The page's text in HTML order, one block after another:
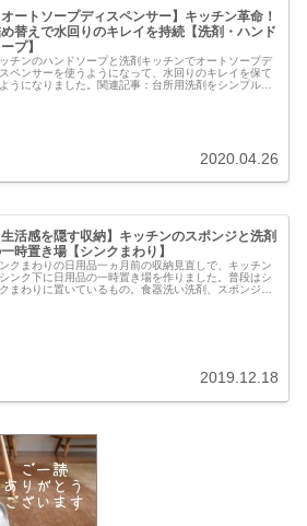
オートソープディスペンサー】キッチン革命！
替えで水回りのキレイを持続【洗剤・ハンド
プ】
チンのハンドソープと洗剤キッチンでオートソープデ
ペンサーを使うようになって、水回りのキレイを保て
うになりました。関連記事：台所用洗剤をシンプルヒ
2020.04.26
生活感を隠す収納】キッチンのスポンジと洗剤
時置き場【シンクまわり】
クまわりの日用品一ヵ月前の収納見直しで、キッチン
ンク下に日用品の一時置き場を作りました。普段はシ
まわりに置いているもの。食器洗い洗剤、スポンジ、
2019.12.18